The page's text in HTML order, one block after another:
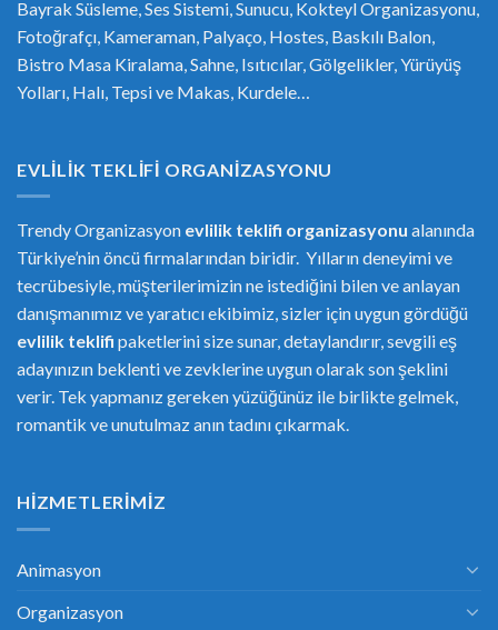
Bayrak Süsleme, Ses Sistemi, Sunucu, Kokteyl Organizasyonu,
Fotoğrafçı, Kameraman, Palyaço, Hostes, Baskılı Balon,
Bistro Masa Kiralama, Sahne, Isıtıcılar, Gölgelikler, Yürüyüş
Yolları, Halı, Tepsi ve Makas, Kurdele…
EVLILIK TEKLIFI ORGANIZASYONU
Trendy Organizasyon evlilik teklifi organizasyonu alanında
Türkiye’nin öncü firmalarından biridir. Yılların deneyimi ve
tecrübesiyle, müşterilerimizin ne istediğini bilen ve anlayan
danışmanımız ve yaratıcı ekibimiz, sizler için uygun gördüğü
evlilik teklifi paketlerini size sunar, detaylandırır, sevgili eş
adayınızın beklenti ve zevklerine uygun olarak son şeklini
verir. Tek yapmanız gereken yüzüğünüz ile birlikte gelmek,
romantik ve unutulmaz anın tadını çıkarmak.
HIZMETLERIMIZ
Animasyon
Organizasyon